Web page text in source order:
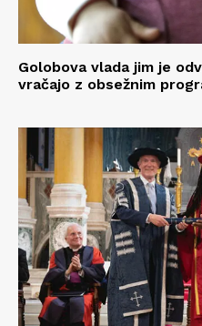
Golobova vlada jim je
vračajo z obsežnim